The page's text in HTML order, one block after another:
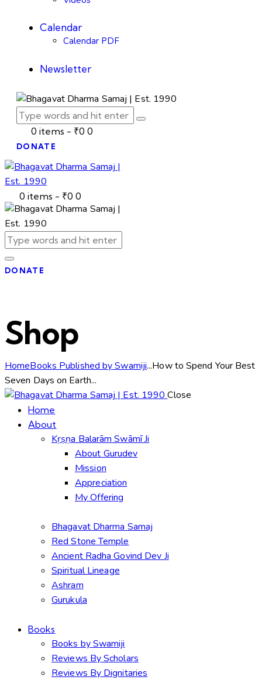
Calendar
Calendar PDF
Newsletter
0 items - ₹0 0
DONATE
0 items - ₹0 0
DONATE
Shop
HomeBooks Published by Swamiji...How to Spend Your Best
Seven Days on Earth...
Close
Home
About
Kṛṣṇa Balarām Swāmī Ji
About Gurudev
Mission
Appreciation
My Offering
Bhagavat Dharma Samaj
Red Stone Temple
Ancient Radha Govind Dev Ji
Spiritual Lineage
Ashram
Gurukula
Books
Books by Swamiji
Reviews By Scholars
Reviews By Dignitaries